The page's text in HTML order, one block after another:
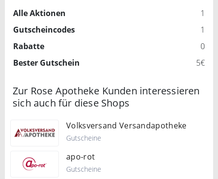
Alle Aktionen
1
Gutscheincodes
1
Rabatte
0
Bester Gutschein
5€
Zur Rose Apotheke Kunden interessieren
sich auch für diese Shops
Volksversand Versandapotheke
Gutscheine
apo-rot
Gutscheine